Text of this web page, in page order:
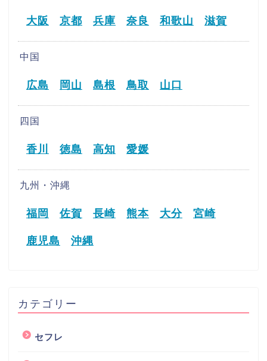
大阪 京都 兵庫 奈良 和歌山 滋賀
中国
広島 岡山 島根 鳥取 山口
四国
香川 徳島 高知 愛媛
九州・沖縄
福岡 佐賀 長崎 熊本 大分 宮崎
鹿児島 沖縄
カテゴリー
セフレ